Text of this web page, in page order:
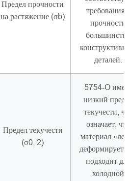
Предел прочности
на растяжение (σb)
требованиям
прочности
деталей.
Предел текучести
(σ0, 2)
5754-O
низкий
текучести,
означает,
материал
подходит
холодной